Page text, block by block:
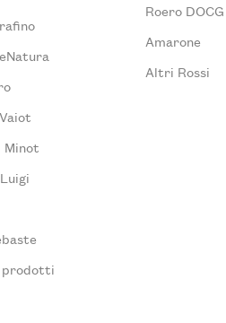
Minot
Roero DOCG
Amarone
Altri Rossi